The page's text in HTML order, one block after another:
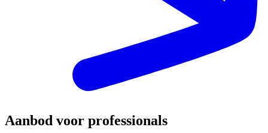
Aanbod voor professionals